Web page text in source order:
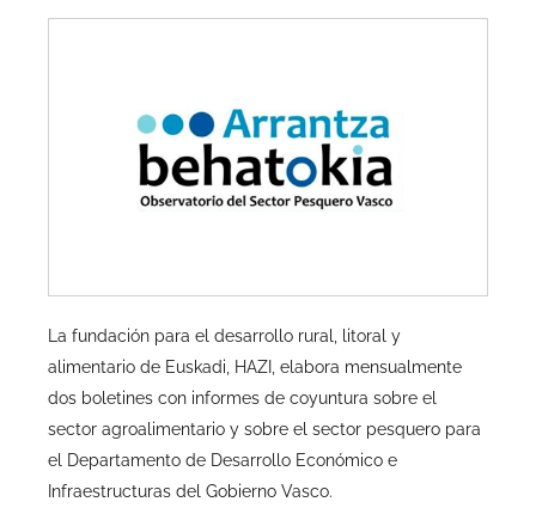
La fundación para el desarrollo rural, litoral y
alimentario de Euskadi, HAZI, elabora mensualmente
dos boletines con informes de coyuntura sobre el
sector agroalimentario y sobre el sector pesquero para
el Departamento de Desarrollo Económico e
Infraestructuras del Gobierno Vasco.